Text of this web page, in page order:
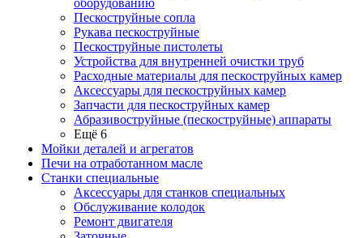
оборудованию
Пескоструйные сопла
Рукава пескоструйные
Пескоструйные пистолеты
Устройства для внутренней очистки труб
Расходные материалы для пескоструйных камер
Аксессуары для пескоструйных камер
Запчасти для пескоструйных камер
Абразивоструйные (пескоструйные) аппараты
Ещё 6
Мойки деталей и агрегатов
Печи на отработанном масле
Станки специальные
Аксессуары для станков специальных
Обслуживание колодок
Ремонт двигателя